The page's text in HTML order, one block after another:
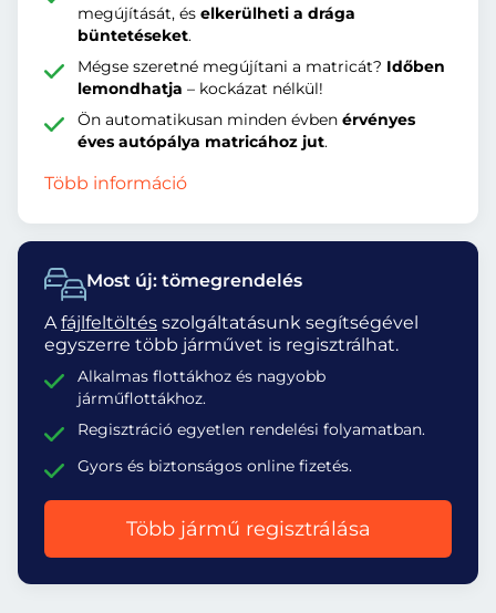
Most új: tömegrendelés
Afájlfeltöltés szolgáltatásunk segítségével
egyszerre több járművet is regisztrálhat.
Alkalmas flottákhoz és nagyobb
járműflottákhoz.
Regisztráció egyetlen rendelési folyamatban.
Gyors és biztonságos online fizetés.
Több jármű regisztrálása
megújítását, éselkerülheti a drága
büntetéseket.
Mégse szeretné megújítani a matricát? Időben
lemondhatja – kockázat nélkül!
Ön automatikusan minden évbenérvényes
éves autópálya matricához jut.
Több információ